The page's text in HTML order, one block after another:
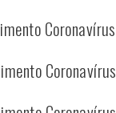
Coronavírus
Coronavírus